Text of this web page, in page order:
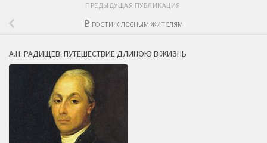
ПРЕДЫДУЩАЯ ПУБЛИКАЦИЯ
В гости к лесным жителям
А.Н. РАДИЩЕВ: ПУТЕШЕСТВИЕ ДЛИНОЮ В ЖИЗНЬ